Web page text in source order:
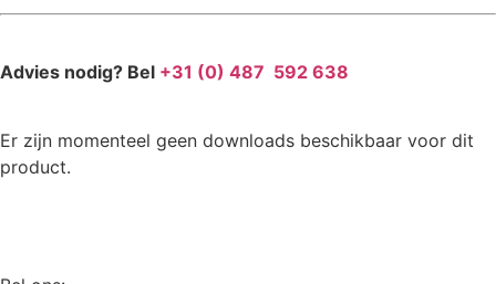
Advies nodig? Bel +31 (0) 487 592 638
Er zijn momenteel geen downloads beschikbaar voor dit
product.